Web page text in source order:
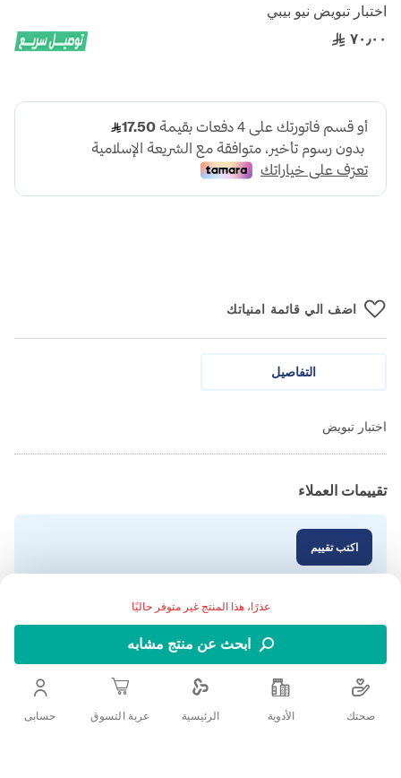
اختبار تبويض نيو بيبي
٧٠٫٠٠
عذرًا، هذا المنتج غير متوفر حاليًا
ابحث عن منتج مشابه
اضف الي قائمة امنياتك
بداية
معرض
التفاصيل
اختبار تبويض
تقييمات العملاء
اكتب تقييم
صحتك الأدوية الرئيسية عربة التسوق حسابى